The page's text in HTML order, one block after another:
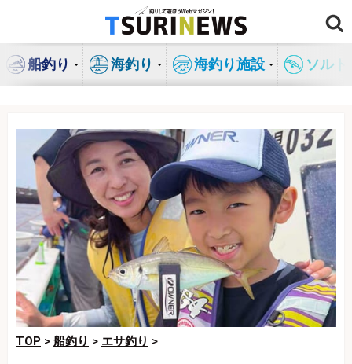
ン
船釣り 海釣り 海釣り施設 ソル
TOP > 船釣り > エサ釣り >